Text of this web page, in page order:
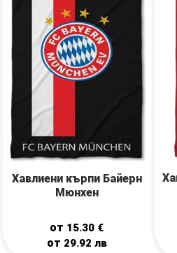
Хавлиени кърпи Байерн
Мюнхен
от 15.30 €
от 29.92 лв